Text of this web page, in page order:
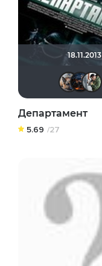
18.11.2013
Департамент
5.69 /27